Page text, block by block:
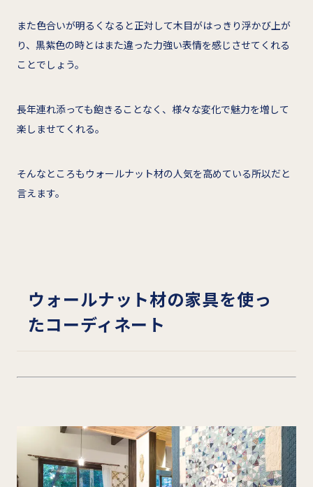
また色合いが明るくなると正対して木目がはっきり浮かび上が
り、黒紫色の時とはまた違った力強い表情を感じさせてくれる
ことでしょう。
長年連れ添っても飽きることなく、様々な変化で魅力を増して
楽しませてくれる。
そんなところもウォールナット材の人気を高めている所以だと
言えます。
ウォールナット材の家具を使っ
たコーディネート